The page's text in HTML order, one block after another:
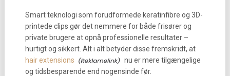
Smart teknologi som forudformede keratinfibre og 3D-
printede clips gør det nemmere for både frisører og
private brugere at opnå professionelle resultater –
hurtigt og sikkert. Alt i alt betyder disse fremskridt, at
hair extensions
nu er mere tilgængelige
og tidsbesparende end nogensinde før.